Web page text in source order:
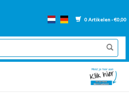
0 Artikelen - €0,00